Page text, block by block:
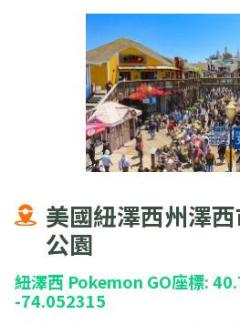
美國紐澤西州澤
公園
紐澤西 Pokemon GO座標:
-74.052315